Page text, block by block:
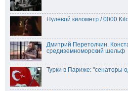
Нулевой километр / 0000
Дмитрий Перетолчин.
средиземноморский шельф
Турки в Париже: ''сенаторы